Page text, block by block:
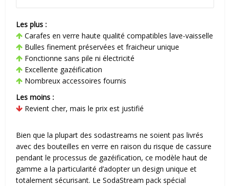
Les plus :
Carafes en verre haute qualité compatibles lave-vaisselle
Bulles finement préservées et fraicheur unique
Fonctionne sans pile ni électricité
Excellente gazéification
Nombreux accessoires fournis
Les moins :
Revient cher, mais le prix est justifié
Bien que la plupart des sodastreams ne soient pas livrés
avec des bouteilles en verre en raison du risque de cassure
pendant le processus de gazéification, ce modèle haut de
gamme a la particularité d’adopter un design unique et
totalement sécurisant. Le SodaStream pack spécial